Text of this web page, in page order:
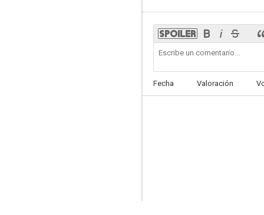
10
Fecha Valoración